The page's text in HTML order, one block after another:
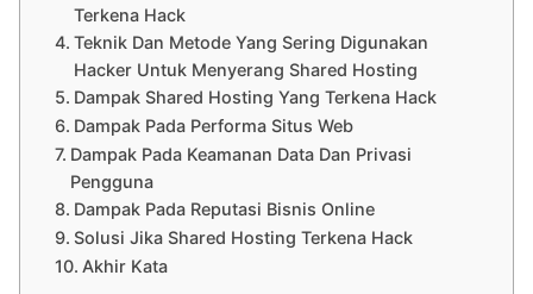
Terkena Hack
Teknik Dan Metode Yang Sering Digunakan
Hacker Untuk Menyerang Shared Hosting
Dampak Shared Hosting Yang Terkena Hack
Dampak Pada Performa Situs Web
Dampak Pada Keamanan Data Dan Privasi
Pengguna
Dampak Pada Reputasi Bisnis Online
Solusi Jika Shared Hosting Terkena Hack
Akhir Kata